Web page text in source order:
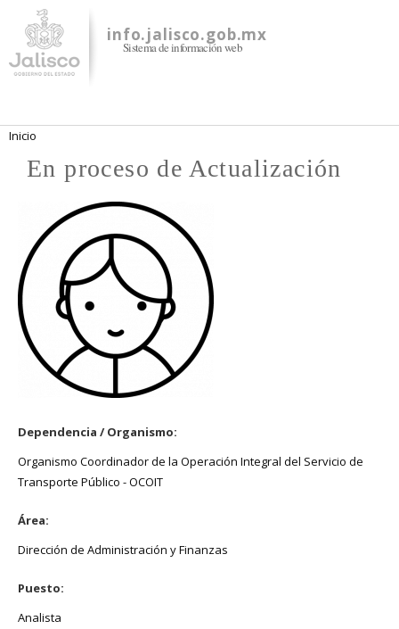
contenido
principal
info.jalisco.gob.mx
Sistema de información web
Se encuentra usted aquí
Inicio
En proceso de Actualización
Dependencia / Organismo:
Organismo Coordinador de la Operación Integral del Servicio de
Transporte Público - OCOIT
Área:
Dirección de Administración y Finanzas
Puesto:
Analista